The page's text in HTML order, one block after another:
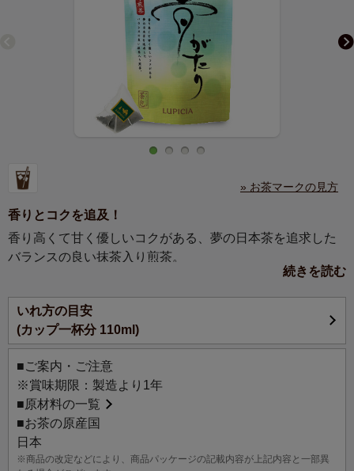
» お茶マークの見方
香りとコクを追及！
香り高くて甘く優しいコクがある、夢の日本茶を追求した
バランスの良い抹茶入り煎茶。
ルピシアの日本茶に新しいお茶が加わりました。
100g入とティーバッグ25個入の展開で毎日気軽にお飲みい
ただけるように、おもとめやすい価格、パッケージもスタ
ンド型・チャック付きにしました。
爽やかな香りが特徴の昔ながらの煎茶（普通蒸し煎茶）、
まろやかな深蒸し煎茶、コクのある抹茶を使用し、それぞ
れのお茶の特徴をいかした、とてもバランスの良い風味の
ブレンドです。
産地・品種は日本茶の代名詞、静岡県産のやぶきた品種
続きを読む
いれ方の目安
(カップ一杯分 110ml)
■ご案内・ご注意
※賞味期限：製造より1年
■原材料の一覧
■お茶の原産国
日本
※商品の改定などにより、商品パッケージの記載内容が上記内容と一部異